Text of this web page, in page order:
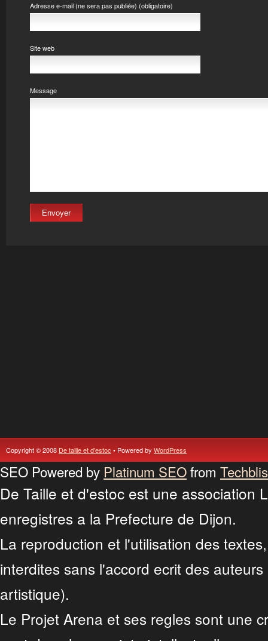
Adresse e-mail (ne sera pas publiée) (obligatoire)
Site web
Message
Copyright © 2008 De taille et d'estoc • Powered by WordPress
SEO Powered by Platinum SEOfrom
De Taille et d'estoc est une association
enregistres a la Prefecture de Dijon.
La reproduction et l'utilisation des
interdites sans l'accord ecrit des
artistique).
Le Projet Arena et ses regles sont une